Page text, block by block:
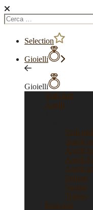
Ricerca
per:
Selection
Gioielli
Gioielli
Vedi tutti
Anelli
Vedi tutti
Anelli
Anelli
Anelli
Anelli
Solitari
Verette
Trilogy
Bracciali